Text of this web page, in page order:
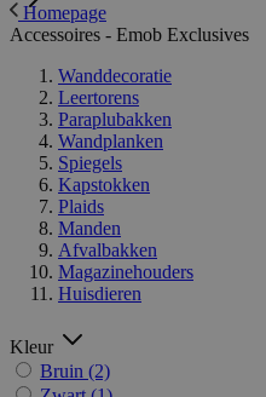
Homepage
Accessoires - Emob Exclusives
Wanddecoratie
Leertorens
Paraplubakken
Wandplanken
Spiegels
Kapstokken
Plaids
Manden
Afvalbakken
Magazinehouders
Huisdieren
Kleur
Bruin (2)